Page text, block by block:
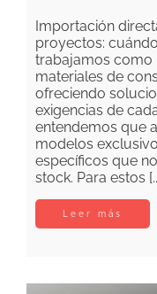
Importación
proyectos:
trabajamos como
materiales de
ofreciendo
exigencias de
entendemos que
modelos
específicos que
stock. Para estos
Leer más